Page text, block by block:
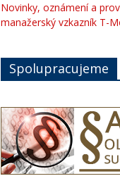
Novinky, oznámení a
manažerský vzkazník T-
Spolupracujeme